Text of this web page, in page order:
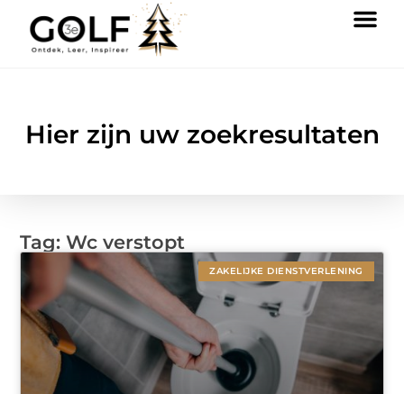
Hier zijn uw zoekresultaten
Tag: Wc verstopt
ZAKELIJKE DIENSTVERLENING